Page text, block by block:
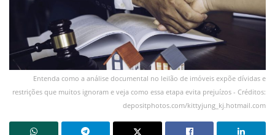
Entenda como a análise documental no leilão de imóveis expõe dívidas e
restrições que muitos ignoram e veja como essa etapa evita prejuízos - Créditos:
depositphotos.com/kittyjung_kj.hotmail.com